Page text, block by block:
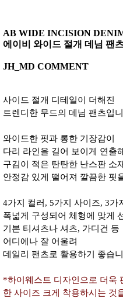
AB WIDE INCISION
에이비 와이드 절개 데님 팬
JH_MD COMMENT
사이드 절개 디테일이 더해진
트렌디한 무드의 데님 팬츠입
와이드한 핏과 롱한 기장감이
다리 라인을 길어 보이게 연출
구김이 적은 탄탄한 난스판 소
안정감 있게 떨어져 깔끔한 핏
4가지 컬러, 5가지 사이즈, 3가
폭넓게 구성되어 체형에 맞게
기본 티셔츠나 셔츠, 가디건 등
어디에나 잘 어울려
데일리 팬츠로 활용하기 좋습
*하이웨스트 디자인으로 더욱
한 사이즈 크게 착용하시는 것